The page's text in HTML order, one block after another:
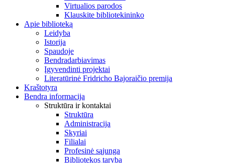
Virtualios parodos
Klauskite bibliotekininko
Apie biblioteką
Leidyba
Istorija
Spaudoje
Bendradarbiavimas
Įgyvendinti projektai
Literatūrinė Fridricho Bajoraičio premija
Kraštotyra
Bendra informacija
Struktūra ir kontaktai
Struktūra
Administracija
Skyriai
Filialai
Profesinė sąjunga
Bibliotekos taryba